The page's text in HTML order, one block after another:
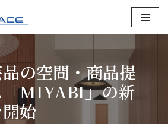
の空間・商品提
「MIYABI」の新
始